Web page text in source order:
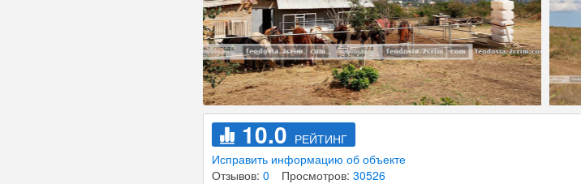
10.0 РЕЙТИНГ
Исправить информацию об объекте
Отзывов: 0 Просмотров: 30526